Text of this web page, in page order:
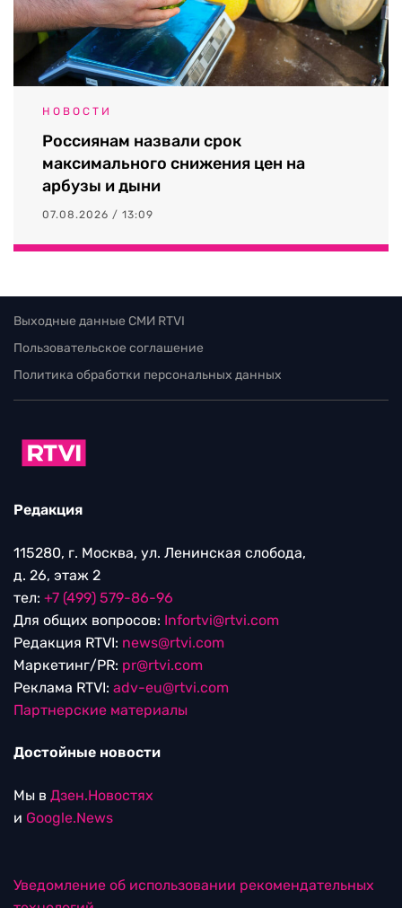
НОВОСТИ
Россиянам назвали срок
максимального снижения цен на
арбузы и дыни
07.08.2026 / 13:09
Выходные данные СМИ RTVI
Пользовательское соглашение
Политика обработки персональных данных
Редакция
115280, г. Москва, ул. Ленинская слобода,
д. 26, этаж 2
тел: +7 (499) 579-86-96
Для общих вопросов: Infortvi@rtvi.com
Редакция RTVI: news@rtvi.com
Маркетинг/PR: pr@rtvi.com
Реклама RTVI: adv-eu@rtvi.com
Партнерские материалы
Достойные новости
Мы в Дзен.Новостях
и Google.News
Уведомление об использовании рекомендательных